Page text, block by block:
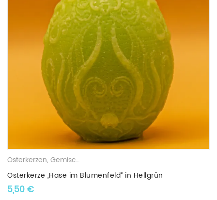
Osterkerzen, Gemischte Wachskerzen
Osterkerze „Hase im Blumenfeld“ in Hellgrün
5,50€